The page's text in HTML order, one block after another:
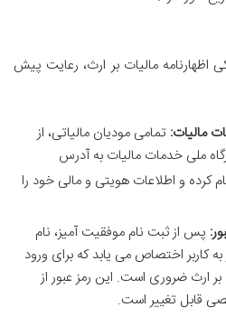
اظهارنامه مالیات بر ارث، رعایت پیش
مالیات: تمامی مودیان مالیاتی، از
ملی خدمات مالیات به آدرس
کرده و اطلاعات هویتی و مالی خود را
پس از ثبت نام موفقیت آمیز، نام
کاربر اختصاص می یابد که برای ورود
بر ارث ضروری است. این رمز عبور از
قابل تغییر است.